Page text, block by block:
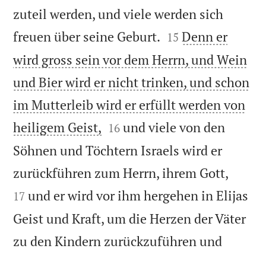
zuteil werden, und viele werden sich
freuen über seine Geburt. 

15 Denn er
wird gross sein vor dem Herrn, und Wein
und Bier wird er nicht trinken, und schon
im Mutterleib wird er erfüllt werden von
heiligem Geist, 

16 und viele von den
Söhnen und Töchtern Israels wird er
zurückführen zum Herrn, ihrem Gott,
17 und er wird vor ihm hergehen in Elijas
Geist und Kraft, um die Herzen der Väter
zu den Kindern zurückzuführen und